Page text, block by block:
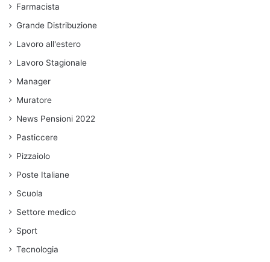
Farmacista
Grande Distribuzione
Lavoro all'estero
Lavoro Stagionale
Manager
Muratore
News Pensioni 2022
Pasticcere
Pizzaiolo
Poste Italiane
Scuola
Settore medico
Sport
Tecnologia